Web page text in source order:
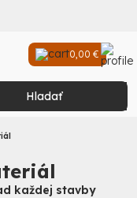
Hladať
0,00 €
každej stavby